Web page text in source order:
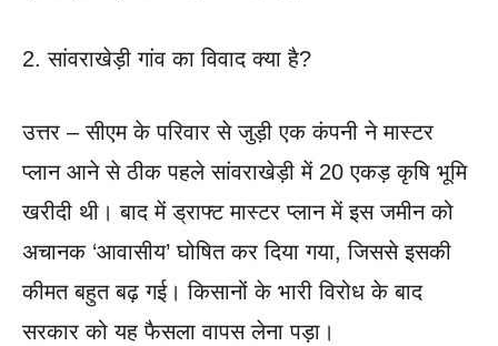
2. सांवराखेड़ी गांव का विवाद क्या है?
उत्तर – सीएम के परिवार से जुड़ी एक कंपनी ने मास्टर
प्लान आने से ठीक पहले सांवराखेड़ी में 20 एकड़ कृषि भूमि
खरीदी थी। बाद में ड्राफ्ट मास्टर प्लान में इस जमीन को
अचानक ‘आवासीय’ घोषित कर दिया गया, जिससे इसकी
कीमत बहुत बढ़ गई। किसानों के भारी विरोध के बाद
सरकार को यह फैसला वापस लेना पड़ा।